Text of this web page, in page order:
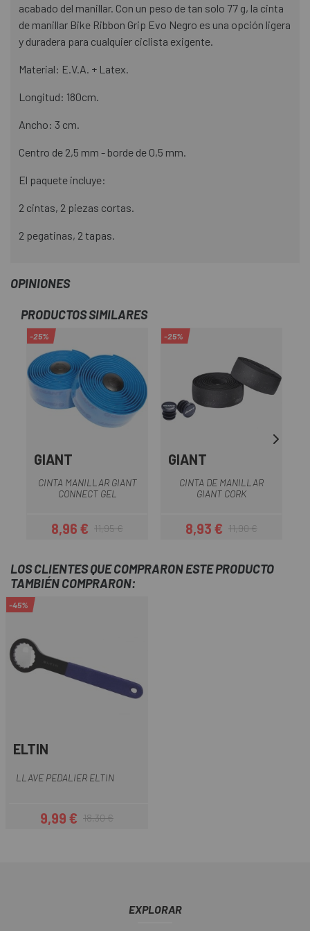
acabado del manillar. Con un peso de tan solo 77 g, la cinta
de manillar Bike Ribbon Grip Evo Negro es una opción ligera
y duradera para cualquier ciclista exigente.
Material: E.V.A. + Latex.
Longitud: 180cm.
Ancho: 3 cm.
Centro de 2,5 mm - borde de 0,5 mm.
El paquete incluye:
2 cintas, 2 piezas cortas.
2 pegatinas, 2 tapas.
OPINIONES
PRODUCTOS SIMILARES
-25%
GIANT
CINTA MANILLAR GIANT
CONNECT GEL
Precio
8,96 €Precio regular
11,95 €
-25%
GIANT
CINTA DE MANILLAR
GIANT CORK
Precio
8,93 €Precio regular
11,90 €
LOS CLIENTES QUE COMPRARON ESTE PRODUCTO
TAMBIÉN COMPRARON:
-45%
ELTIN
LLAVE PEDALIER ELTIN
Precio
9,99 €Precio regular
18,30 €
EXPLORAR